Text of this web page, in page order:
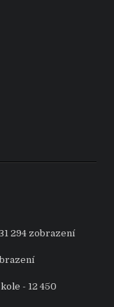
294 zobrazení
- 12 450